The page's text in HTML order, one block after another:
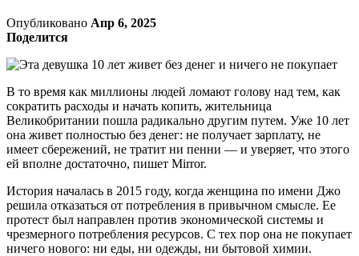
Опубликовано Апр 6, 2025
Поделится
В то время как миллионы людей ломают голову над тем, как
сократить расходы и начать копить, жительница
Великобритании пошла радикально другим путем. Уже 10 лет
она живет полностью без денег: не получает зарплату, не
имеет сбережений, не тратит ни пенни — и уверяет, что этого
ей вполне достаточно, пишет Mirror.
История началась в 2015 году, когда женщина по имени Джо
решила отказаться от потребления в привычном смысле. Ее
протест был направлен против экономической системы и
чрезмерного потребления ресурсов. С тех пор она не покупает
ничего нового: ни еды, ни одежды, ни бытовой химии.